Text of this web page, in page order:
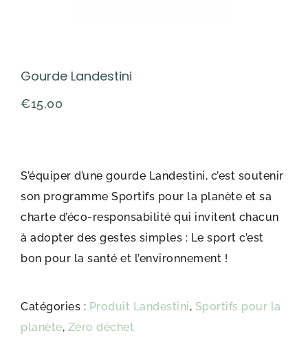
Gourde Landestini
€15,00
S’équiper d’une gourde Landestini, c’est soutenir
son programme Sportifs pour la planète et sa
charte d’éco-responsabilité qui invitent chacun
à adopter des gestes simples : Le sport c’est
bon pour la santé et l’environnement !
Catégories : Produit Landestini, Sportifs pour la
planète, Zéro déchet